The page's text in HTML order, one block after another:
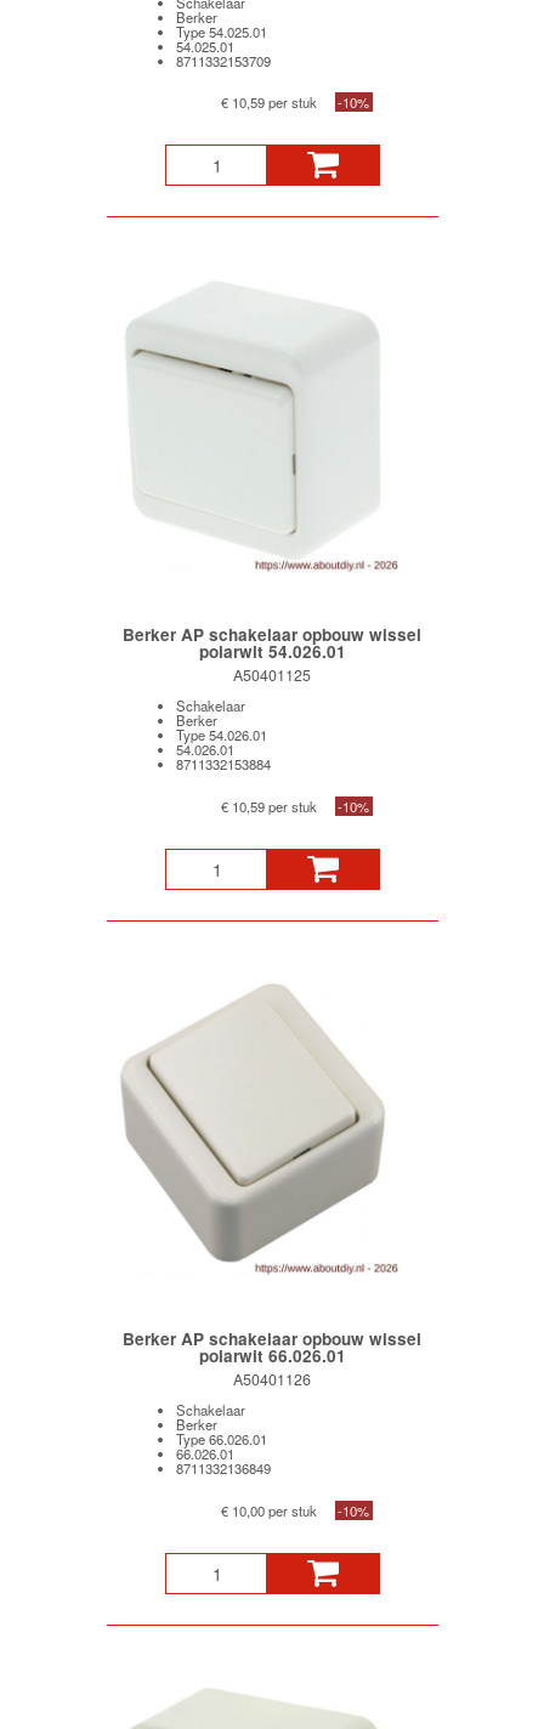
Berker
Type 54.025.01
54.025.01
8711332153709
€ 10,59 per stuk -10%
Berker AP schakelaar opbouw wissel
polarwit 54.026.01
A50401125
Schakelaar
Berker
Type 54.026.01
54.026.01
8711332153884
€ 10,59 per stuk -10%
Berker AP schakelaar opbouw wissel
polarwit 66.026.01
A50401126
Schakelaar
Berker
Type 66.026.01
66.026.01
8711332136849
€ 10,00 per stuk -10%